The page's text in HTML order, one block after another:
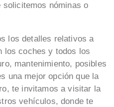
solicitemos nóminas o
los detalles relativos a
los coches y todos los
mantenimiento, posibles
una mejor opción que la
te invitamos a visitar la
vehículos, donde te